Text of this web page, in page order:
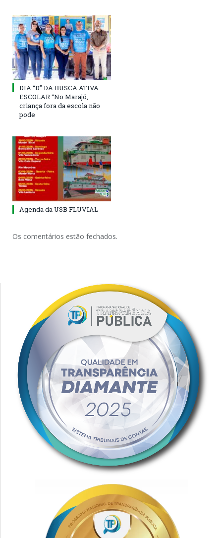
DIA “D” DA BUSCA ATIVA
ESCOLAR “No Marajó,
criança fora da escola não
pode
Agenda da USB FLUVIAL
Os comentários estão fechados.